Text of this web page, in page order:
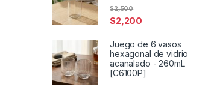
$2,200
$2,500
Juego de 6 vasos
hexagonal de vidrio
acanalado - 260mL
[C6100P]